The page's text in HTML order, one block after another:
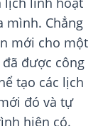
mình. Chẳng
mới cho một
được công
tạo các lịch
đó và tự
hiện có.